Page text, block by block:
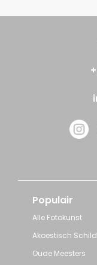
Populair
Alle Fotokunst
Akoestisch
Oude Meesters